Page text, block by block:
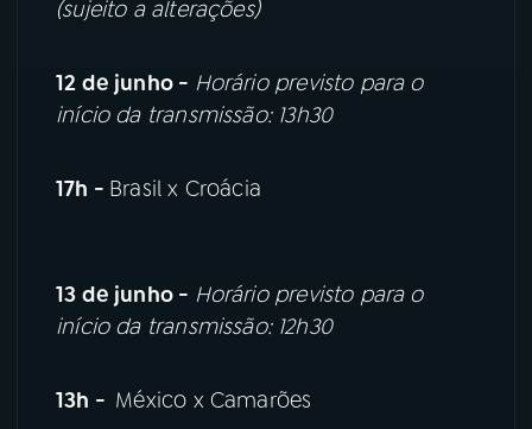
(sujeito a alterações)
12 de junho - Horário previsto para o
início da transmissão:13h30
17h - Brasil x Croácia
13 de junho - Horário previsto para o
início da transmissão: 12h30
13h - México x Camarões